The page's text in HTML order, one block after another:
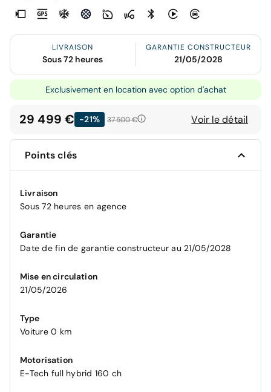
LIVRAISON
Sous 72 heures
GARANTIE CONSTRUCTEUR
21/05/2028
Exclusivement en location avec option d'achat
29 499 € -21% 37 500 € Voir le détail
Points clés
Livraison
Sous 72 heures en agence
Garantie
Date de fin de garantie constructeur au 21/05/2028
Mise en circulation
21/05/2026
Type
Voiture 0 km
Motorisation
E-Tech full hybrid 160 ch